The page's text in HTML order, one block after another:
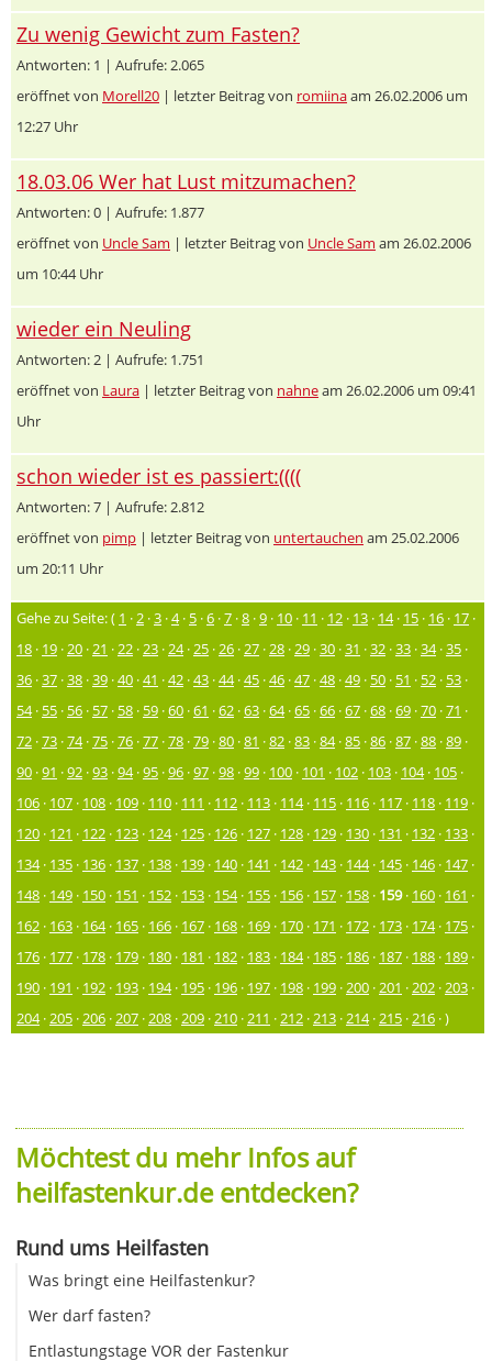
Zu wenig Gewicht zum Fasten?
Antworten: 1 | Aufrufe: 2.065
eröffnet von Morell20 | letzter Beitrag von romiinaam 26.02.2006 um
12:27 Uhr
18.03.06 Wer hat Lust mitzumachen?
Antworten: 0 | Aufrufe: 1.877
eröffnet von Uncle Sam | letzter Beitrag von Uncle Sam am 26.02.2006
um 10:44 Uhr
wieder ein Neuling
Antworten: 2 | Aufrufe: 1.751
eröffnet von Laura | letzter Beitrag von nahneam 26.02.2006 um 09:41
Uhr
schon wieder ist es passiert:((((
Antworten: 7 | Aufrufe: 2.812
eröffnet von pimp | letzter Beitrag von untertauchen am 25.02.2006
um 20:11 Uhr
Gehe zu Seite: ( 1 ·2 ·3 ·4· 5 ·6 ·7 ·8 ·9 · 10 · 11 · 12 · 13 · 14· 15 · 16 · 17 ·
18 · 19 ·20 ·21 ·22 ·23 ·24·25 ·26 ·27 ·28 ·29 ·30 ·31 ·32 ·33 ·34·35 ·
36 ·37 ·38 ·39 ·40 ·41 ·42 ·43 ·44·45 ·46 ·47 ·48 ·49 · 50 · 51 · 52 · 53 ·
54· 55 · 56 · 57 · 58 · 59 ·60 ·61 ·62 ·63 ·64·65 ·66 ·67 ·68 ·69 ·70 ·71 ·
72 ·73 ·74·75 ·76 ·77 ·78 ·79 ·80 ·81 ·82 ·83 ·84·85 ·86 ·87 ·88 ·89 ·
90 ·91 ·92 ·93 ·94·95 ·96 ·97 ·98 ·99 · 100 · 101 · 102 · 103 · 104· 105 ·
106 · 107 · 108 · 109 · 110 · 111 · 112 · 113 · 114· 115 · 116 · 117 · 118 · 119 ·
120 · 121 · 122 · 123 · 124· 125 · 126 · 127 · 128 · 129 · 130 · 131 · 132 · 133 ·
134· 135 · 136 · 137 · 138 · 139 · 140 · 141 · 142 · 143 · 144· 145 · 146 · 147 ·
148 · 149 · 150 · 151 · 152 · 153 · 154· 155 · 156 · 157 · 158 · 159· 160 · 161 ·
162 · 163 · 164· 165 · 166 · 167 · 168 · 169 · 170 · 171 · 172 · 173 · 174· 175 ·
176 · 177 · 178 · 179 · 180 · 181 · 182 · 183 · 184· 185 · 186 · 187 · 188 · 189 ·
190 · 191 · 192 · 193 · 194· 195 · 196 · 197 · 198 · 199 ·200 ·201 ·202 ·203 ·
204·205 ·206 ·207 ·208 ·209 ·210 ·211 ·212 ·213 ·214·215 ·216 · )
Möchtest du mehr Infos auf
heilfastenkur.de entdecken?
Rund ums Heilfasten
Was bringt eine Heilfastenkur?
Wer darf fasten?
Entlastungstage VOR der Fastenkur